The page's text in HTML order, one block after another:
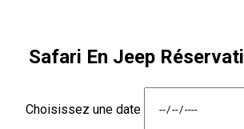
Safari En Jeep
Choisissez une date